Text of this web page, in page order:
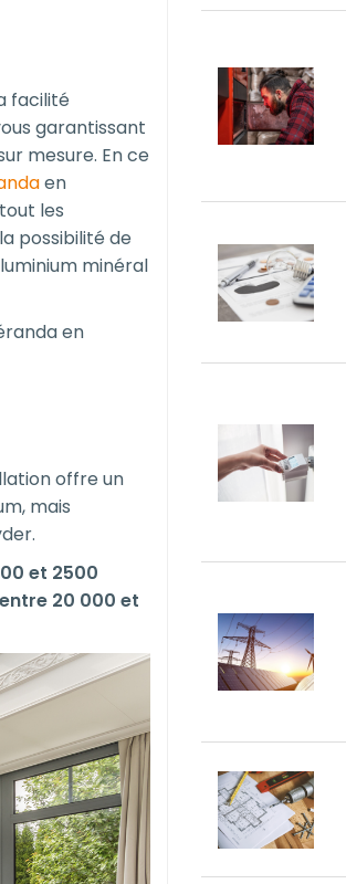
facilité
garantissant
mesure. En ce
en
les
possibilité de
minéral
en
offre un
mais
et 2500
entre 20 000 et